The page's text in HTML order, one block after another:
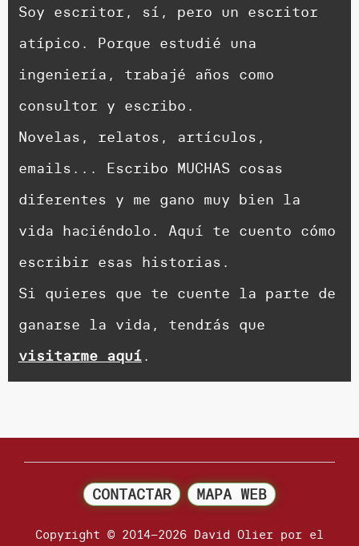
Soy escritor, sí, pero un escritor
atípico. Porque estudié una
ingeniería, trabajé años como
consultor y escribo.
Novelas, relatos, artículos,
emails... Escribo MUCHAS cosas
diferentes y me gano muy bien la
vida haciéndolo. Aquí te cuento cómo
escribir esas historias.
Si quieres que te cuente la parte de
ganarse la vida, tendrás que
visitarme aquí.
Copyright © 2014–2026 David Olier por el
CONTACTAR MAPA WEB